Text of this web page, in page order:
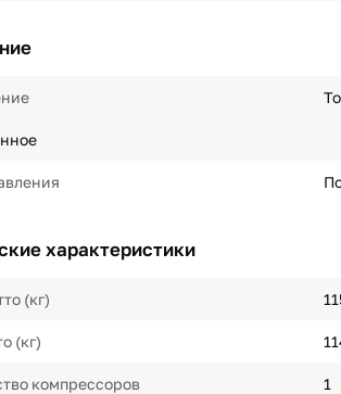
характеристики
(кг)
(кг)
компрессоров 1